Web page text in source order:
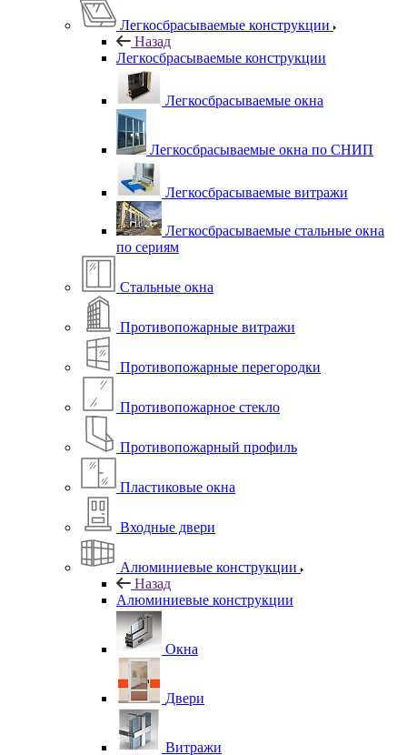
Легкосбрасываемые конструкции
Назад
Легкосбрасываемые конструкции
Легкосбрасываемые окна
Легкосбрасываемые окна по СНИП
Легкосбрасываемые витражи
Легкосбрасываемые стальные окна
по сериям
Стальные окна
Противопожарные витражи
Противопожарные перегородки
Противопожарное стекло
Противопожарный профиль
Пластиковые окна
Входные двери
Алюминиевые конструкции
Назад
Алюминиевые конструкции
Окна
Двери
Витражи